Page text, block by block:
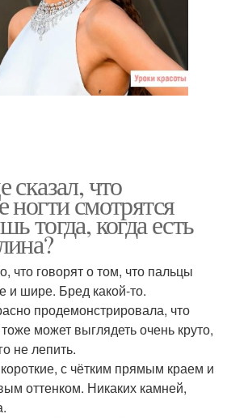
что
ногти смотрятся
тогда, когда есть
что говорят о том, что пальцы
и шире. Бред какой-то.
продемонстрировала, что
может выглядеть очень круто,
не лепить.
с чётким прямым краем и
оттенком. Никаких камней,